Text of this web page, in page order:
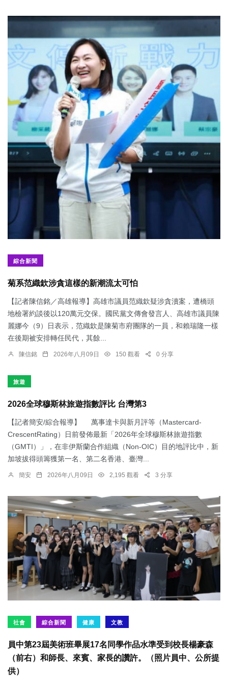
綜合新聞
菊系范織欽涉貪這樣的新潮流太可怕
【記者陳信銘／高雄報導】高雄市議員范織欽疑涉貪瀆案，遭橋頭
地檢署約談後以120萬元交保。國民黨文傳會發言人、高雄市議員陳
麗娜今（9）日表示，范織欽是陳菊市府團隊的一員，和賴瑞隆一樣
在後期被安排轉任民代，其餘...
陳信銘 2026年八月09日 150 觀看 0 分享
旅遊
2026全球穆斯林旅遊指數評比 台灣第3
【記者簡安/綜合報導】 萬事達卡與新月評等（Mastercard-
CrescentRating）日前發佈最新「2026年全球穆斯林旅遊指數
（GMTI）」，在非伊斯蘭合作組織（Non-OIC）目的地評比中，新
加坡拔得頭籌獲第一名、第二名香港、臺灣...
簡安 2026年八月09日 2,195 觀看 3 分享
社會 綜合新聞 健康 文教
員中第23屆美術班畢展17名同學作品水準受到校長楊豪森
（前右）和師長、來賓、家長的讚許。（照片員中、公所提
供）